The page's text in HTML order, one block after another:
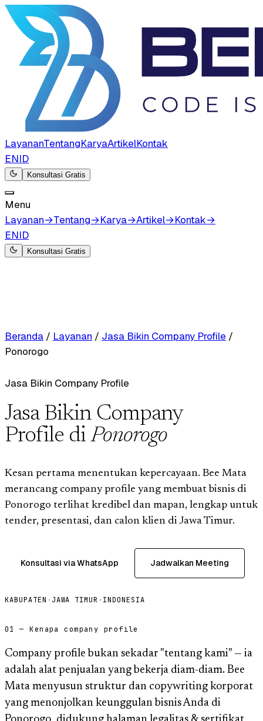
LayananTentangKaryaArtikelKontak
ENID
Konsultasi Gratis
Menu
Layanan→Tentang→Karya→Artikel→Kontak→
ENID
Konsultasi Gratis
Beranda / Layanan / Jasa Bikin Company Profile /
Ponorogo
Jasa Bikin Company Profile
Jasa Bikin Company
Profile diPonorogo
Kesan pertama menentukan kepercayaan. Bee Mata
merancang company profile yang membuat bisnis di
Ponorogo terlihat kredibel dan mapan, lengkap untuk
tender, presentasi, dan calon klien di Jawa Timur.
Konsultasi via WhatsApp Jadwalkan Meeting
KABUPATEN · JAWA TIMUR · INDONESIA
01 — Kenapa company profile
Company profile bukan sekadar "tentang kami" — ia
adalah alat penjualan yang bekerja diam-diam. Bee
Mata menyusun struktur dan copywriting korporat
yang menonjolkan keunggulan bisnis Anda di